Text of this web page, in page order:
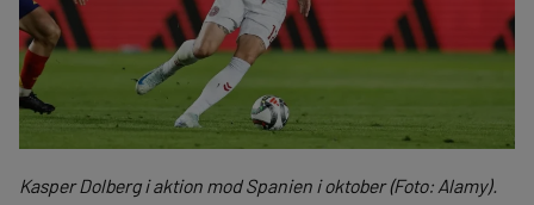
Kasper Dolberg i aktion mod Spanien i oktober (Foto: Alamy).